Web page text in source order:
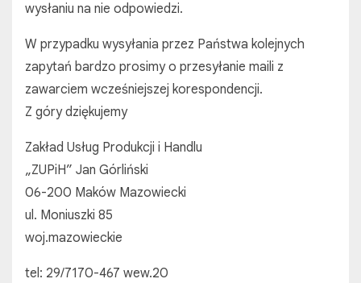
wysłaniu na nie odpowiedzi.
W przypadku wysyłania przez Państwa kolejnych
zapytań bardzo prosimy o przesyłanie maili z
zawarciem wcześniejszej korespondencji.
Z góry dziękujemy
Zakład Usług Produkcji i Handlu
„ZUPiH” Jan Górliński
06-200 Maków Mazowiecki
ul. Moniuszki 85
woj.mazowieckie
tel: 29/7170-467 wew.20